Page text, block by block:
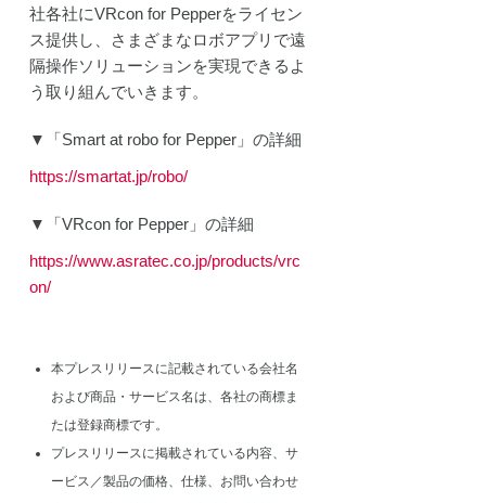
社各社にVRcon for Pepperをライセン
ス提供し、さまざまなロボアプリで遠
隔操作ソリューションを実現できるよ
う取り組んでいきます。
▼「Smart at robo for Pepper」の詳細
https://smartat.jp/robo/
▼「VRcon for Pepper」の詳細
https://www.asratec.co.jp/products/vrc
on/
本プレスリリースに記載されている会社名
および商品・サービス名は、各社の商標ま
たは登録商標です。
プレスリリースに掲載されている内容、サ
ービス／製品の価格、仕様、お問い合わせ